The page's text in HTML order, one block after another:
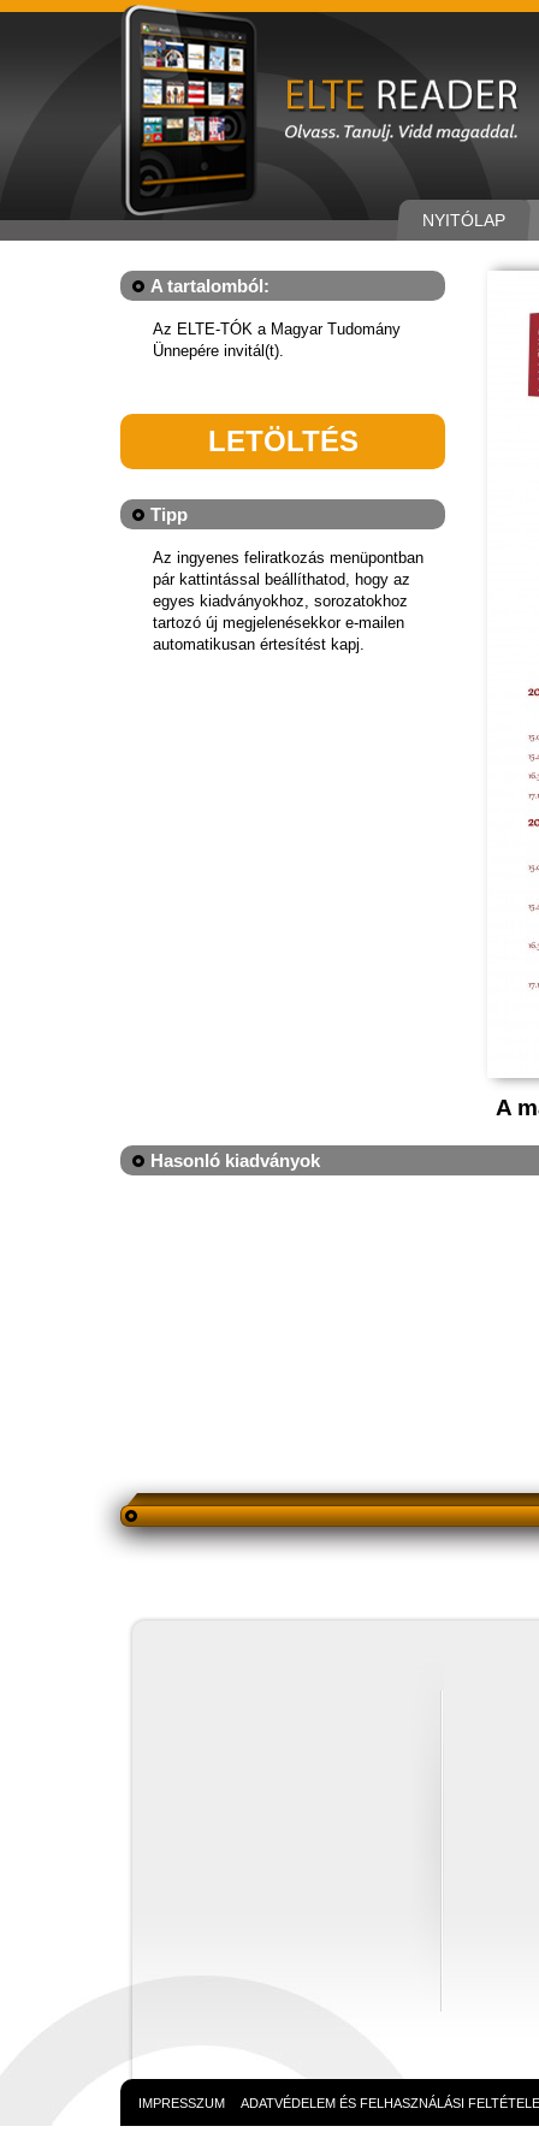
NYITÓLAP
A tartalomból:
Az ELTE-TÓK a Magyar Tudomány
Ünnepére invitál(t).
LETÖLTÉS
Tipp
Az ingyenes feliratkozás menüpontban
pár kattintással beállíthatod, hogy az
egyes kiadványokhoz, sorozatokhoz
tartozó új megjelenésekkor e-mailen
automatikusan értesítést kapj.
A
Hasonló kiadványok
IMPRESSZUM ADATVÉDELEM ÉS FELHASZNÁLÁSI